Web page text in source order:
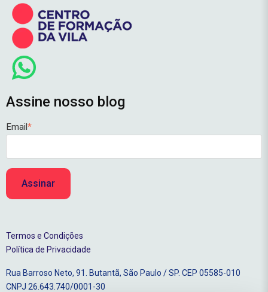
Assine nosso blog
Email*
Termos e Condições
Política de Privacidade
Rua Barroso Neto, 91. Butantã, São Paulo / SP. CEP 05585-010
CNPJ 26.643.740/0001-30